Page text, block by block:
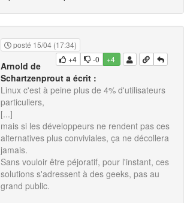
posté 15/04 (17:34)
+4
-0 +4
Arnold de
Schartzenprout a écrit :
Linux c'est à peine plus de 4% d'utilisateurs
particuliers,
[...]
mais si les développeurs ne rendent pas ces
alternatives plus conviviales, ça ne décollera
jamais.
Sans vouloir être péjoratif, pour l'instant, ces
solutions s'adressent à des geeks, pas au
grand public.